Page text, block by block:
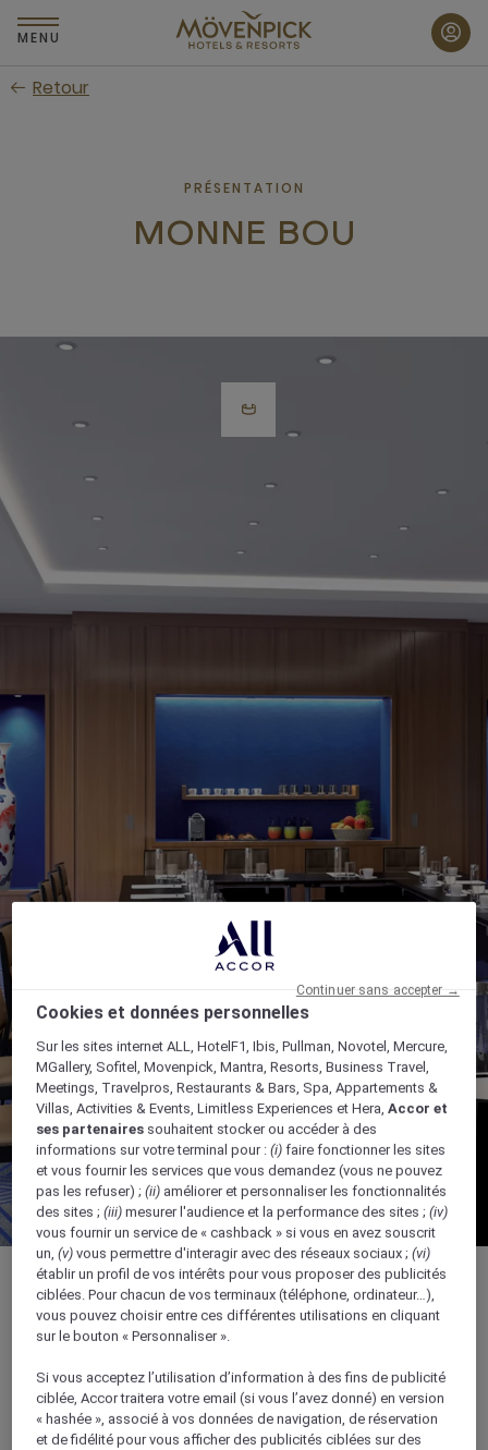
Passer
au
principal
MENU
Retour
PRÉSENTATION
MONNE BOU
90 m²
Idéale pour les réunions d'affaires
Cookies et données personnelles
Sur les sites internet ALL, HotelF1, Ibis, Pullman, Novotel, Mercure,
MGallery, Sofitel, Movenpick, Mantra, Resorts, Business Travel,
Meetings, Travelpros, Restaurants & Bars, Spa, Appartements &
Villas, Activities & Events, Limitless Experiences et Hera,Accor et
ses partenaires souhaitent stocker ou accéder à des
informations sur votre terminal pour :(i) faire fonctionner les sites
et vous fournir les services que vous demandez (vous ne pouvez
pas les refuser) ;(ii) améliorer et personnaliser les fonctionnalités
des sites ;(iii) mesurer l'audience et la performance des sites ;(iv)
vous fournir un service de « cashback » si vous en avez souscrit
un,(v) vous permettre d'interagir avec des réseaux sociaux ;(vi)
établir un profil de vos intérêts pour vous proposer des publicités
ciblées. Pour chacun de vos terminaux (téléphone, ordinateur…),
vous pouvez choisir entre ces différentes utilisations en cliquant
sur le bouton « Personnaliser ».
Si vous acceptez l’utilisation d’information à des fins de publicité
ciblée, Accor traitera votre email (si vous l’avez donné) en version
« hashée », associé à vos données de navigation, de réservation
et de fidélité pour vous afficher des publicités ciblées sur des
Continuer sans accepter →